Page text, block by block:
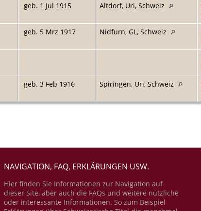
geb. 1 Jul 1915 Altdorf, Uri, Schweiz
geb. 5 Mrz 1917 Nidfurn, GL, Schweiz
geb. 3 Feb 1916 Spiringen, Uri, Schweiz
NAVIGATION, FAQ, ERKLÄRUNGEN USW.
Hier finden Sie Informationen zur Navigation auf
dieser Site, aber auch die FAQs und weitere nützliche
oder interessante Informationen. So zum Beispiel